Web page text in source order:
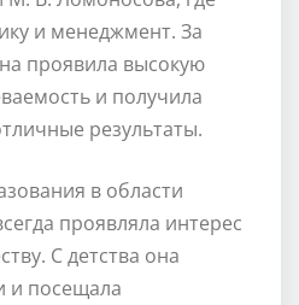
и менеджмент. За
проявила высокую
и получила
результаты.
в области
проявляла интерес
С детства она
и посещала